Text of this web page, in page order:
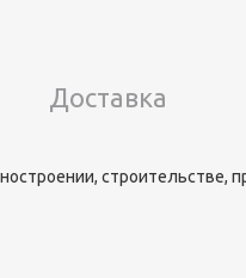
Доставка
строительстве,